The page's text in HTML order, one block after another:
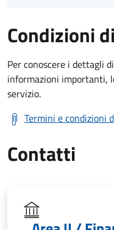
Condizioni
Per conoscere i dettagli
informazioni importanti,
servizio.
Termini e condizioni
Contatti